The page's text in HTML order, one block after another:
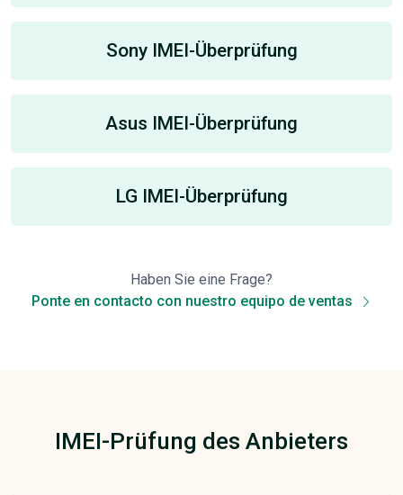
Sony IMEI-Überprüfung
Asus IMEI-Überprüfung
LG IMEI-Überprüfung
Haben Sie eine Frage?
Ponte en contacto con nuestro equipo de ventas
IMEI-Prüfung des Anbieters